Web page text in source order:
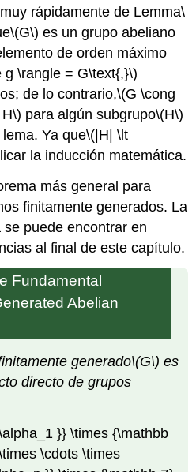
rápidamente de Lemma\
\(G\) es un grupo abeliano
de orden máximo
g \rangle = G\text{,}\)
de lo contrario,\(G \cong
para algún subgrupo\(H\)
lema. Ya que\(|H| \lt
la inducción matemática.
más general para
finitamente generados. La
puede encontrar en
al final de este capítulo.
Fundamental
Abelian
generado\(G\) es
directo de grupos
}} \times {\mathbb
\cdots \times